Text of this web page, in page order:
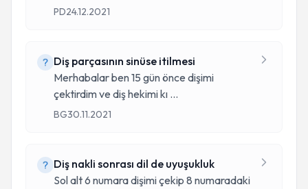
PD24.12.2021
Diş parçasının sinüse itilmesi
Merhabalar ben 15 gün önce dişimi
çektirdim ve diş hekimi kı ...
BG30.11.2021
Diş nakli sonrası dil de uyuşukluk
Sol alt 6 numara dişimi çekip 8 numaradaki